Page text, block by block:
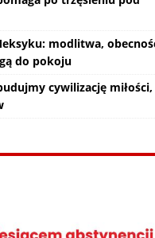
modlitwa,
do pokoju
cywilizację miłości,